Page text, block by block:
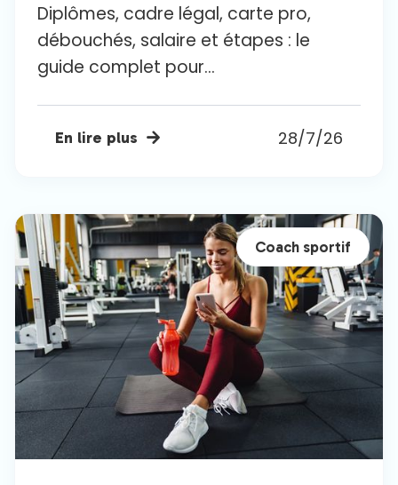
Diplômes, cadre légal, carte pro,
débouchés, salaire et étapes : le
guide complet pour...
En lire plus  28/7/26
Coach sportif